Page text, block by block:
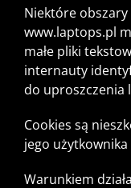
Niektóre
www.laptops.pl
małe pliki
internauty
do uproszczenia
Cookies są
jego
Warunkiem